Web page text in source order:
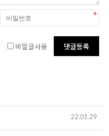
비밀글사용
22.01.29